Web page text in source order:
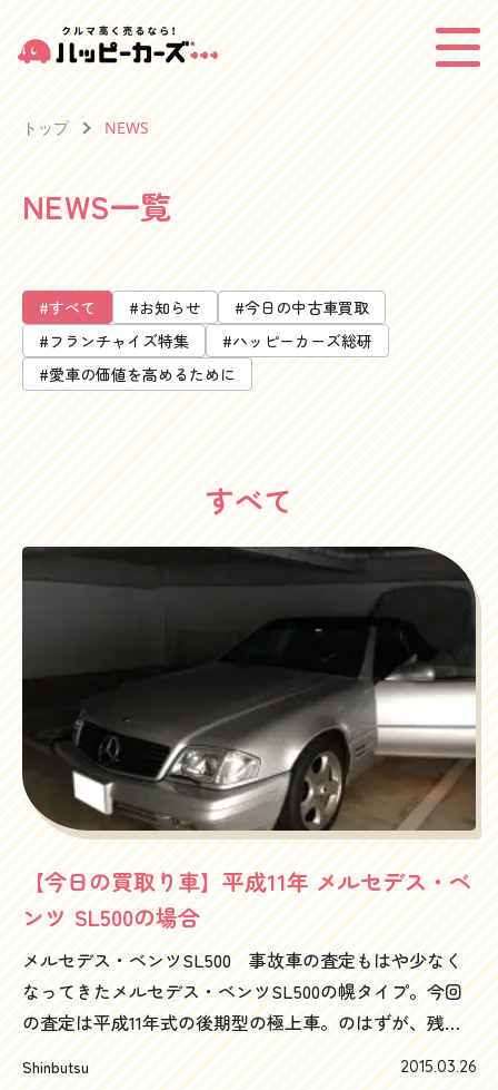
トップ NEWS
NEWS一覧
#すべて #お知らせ
#今日の中古車買取
#フランチャイズ特集
#ハッピーカーズ総研
#愛車の価値を高めるために
すべて
【今日の買取り車】平成11年 メルセデス・ベ
ンツ SL500の場合
メルセデス・ベンツSL500 事故車の査定もはや少なく
なってきたメルセデス・ベンツSL500の幌タイプ。今回
の査定は平成11年式の後期型の極上車。のはずが、残念
なことに、事故を起こしてしまい、事故現状車となって
Shinbutsu 2015.03.26